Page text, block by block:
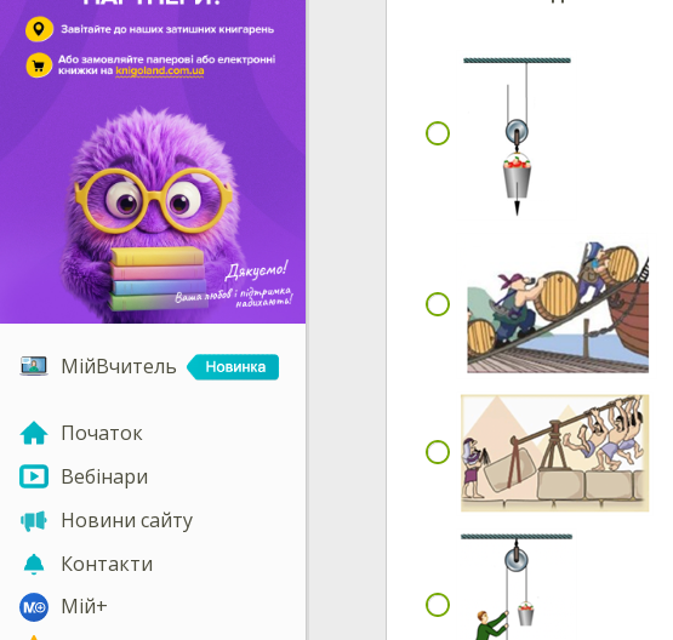
МійВчитель
Початок
Вебінари
Новини сайту
Контакти
Мій+